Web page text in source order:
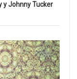
y Johnny Tucker